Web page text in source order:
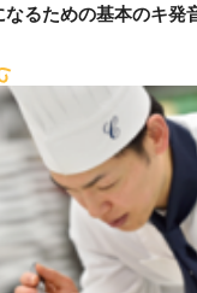
なるための基本のキ発